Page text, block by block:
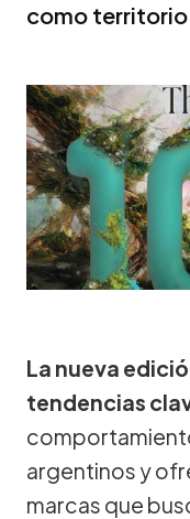
como territorio
La nueva
tendencias
argentinos y
marcas que